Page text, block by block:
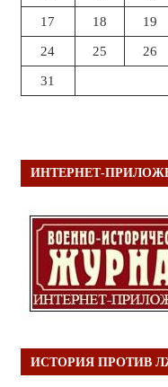
17 18 19
24 25 26
31
ИНТЕРНЕТ-
ИСТОРИЯ ПРОТИВ